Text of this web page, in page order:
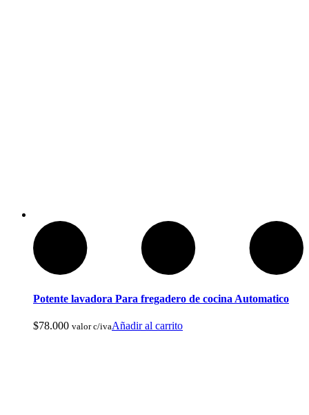
Potente lavadora Para fregadero de cocina Automatico
$78.000 valor c/ivaAñadir al carrito